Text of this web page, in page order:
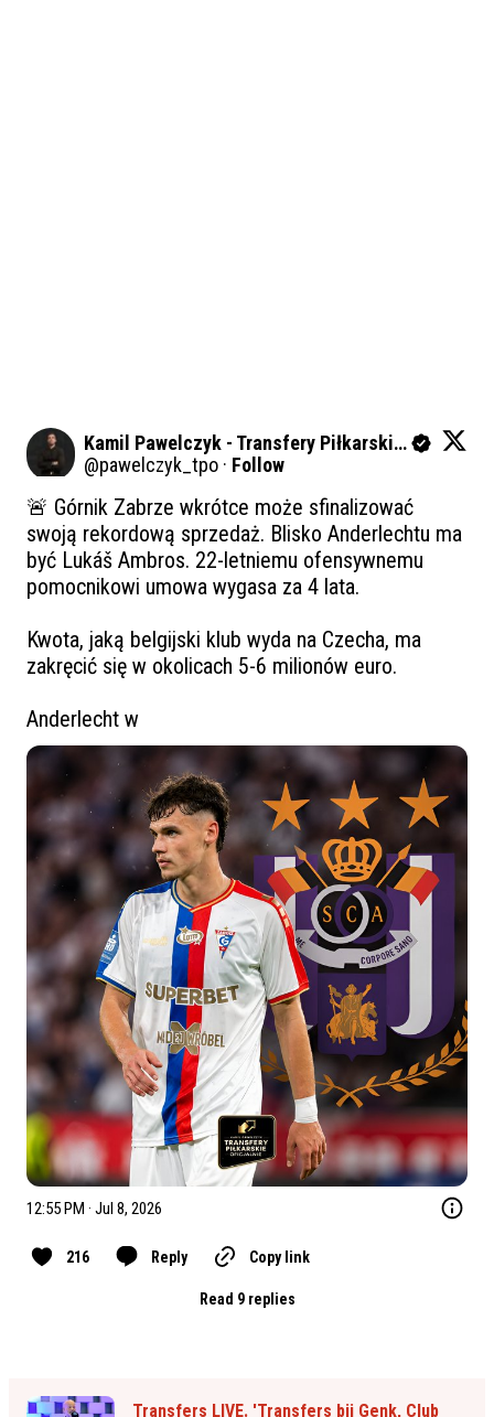
Kamil Pawelczyk - Transfery Piłkarskie Oficjalnie
@pawelczyk_tpo · Follow
🚨 Górnik Zabrze wkrótce może sfinalizować
swoją rekordową sprzedaż. Blisko Anderlechtu ma
być Lukáš Ambros. 22-letniemu ofensywnemu
pomocnikowi umowa wygasa za 4 lata.
Kwota, jaką belgijski klub wyda na Czecha, ma
zakręcić się w okolicach 5-6 milionów euro.
Anderlecht w
12:55 PM · Jul 8, 2026
216 Reply Copy link
Read 9 replies
Transfers LIVE. 'Transfers bij Genk, Club